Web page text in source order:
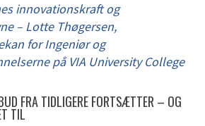
innovationskraft og
– Lotte Thøgersen,
for Ingeniør og
på VIA University College
FRA TIDLIGERE FORTSÆTTER – OG
TIL